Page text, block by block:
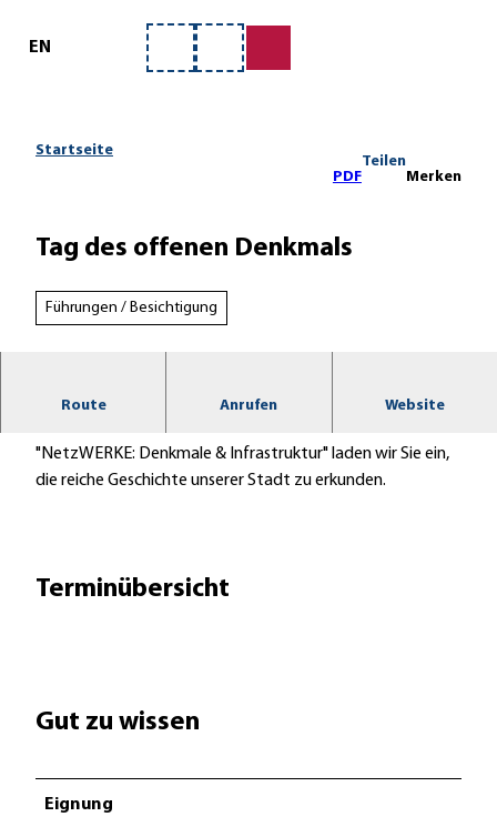
EN
Merkzettel
Suche
Startseite
PDF
Teilen
Merken
Tag des offenen Denkmals
Führungen / Besichtigung
Route Anrufen Website
Seien Sie herzlich willkommen zum Tag des offenen
"NetzWERKE: Denkmale & Infrastruktur" laden wir Sie ein,
die reiche Geschichte unserer Stadt zu erkunden.
Terminübersicht
Gut zu wissen
Eignung